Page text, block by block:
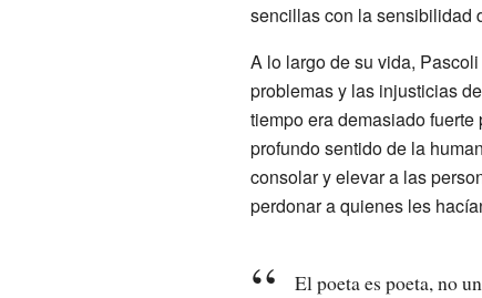
sencillas con la sensibilidad
A lo largo de su vida,
problemas y las injusticias
tiempo era demasiado
profundo sentido de la
consolar y elevar a las
perdonar a quienes les
El poeta es poeta, no